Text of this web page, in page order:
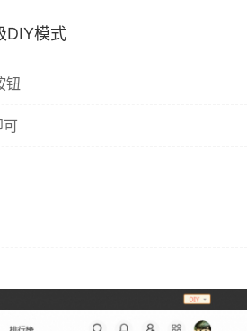
DIY模式
钮
可